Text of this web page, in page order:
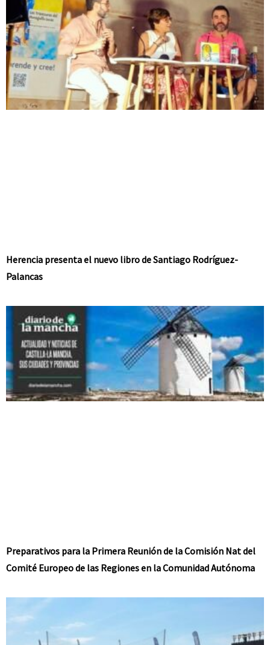
Herencia presenta el nuevo libro de Santiago Rodríguez-
Palancas
Preparativos para la Primera Reunión de la Comisión Nat del
Comité Europeo de las Regiones en la Comunidad Autónoma